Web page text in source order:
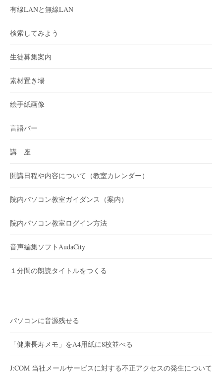
有線LANと無線LAN
検索してみよう
生徒募集案内
素材置き場
絵手紙画像
言語バー
講 座
開講日程や内容について（教室カレンダー）
院内パソコン教室ガイダンス（案内）
院内パソコン教室ログイン方法
音声編集ソフトAudaCity
１分間の朗読タイトルをつくる
パソコンに音源残せる
「健康長寿メモ」をA4用紙に8枚並べる
J:COM 当社メールサービスに対する不正アクセスの発生について